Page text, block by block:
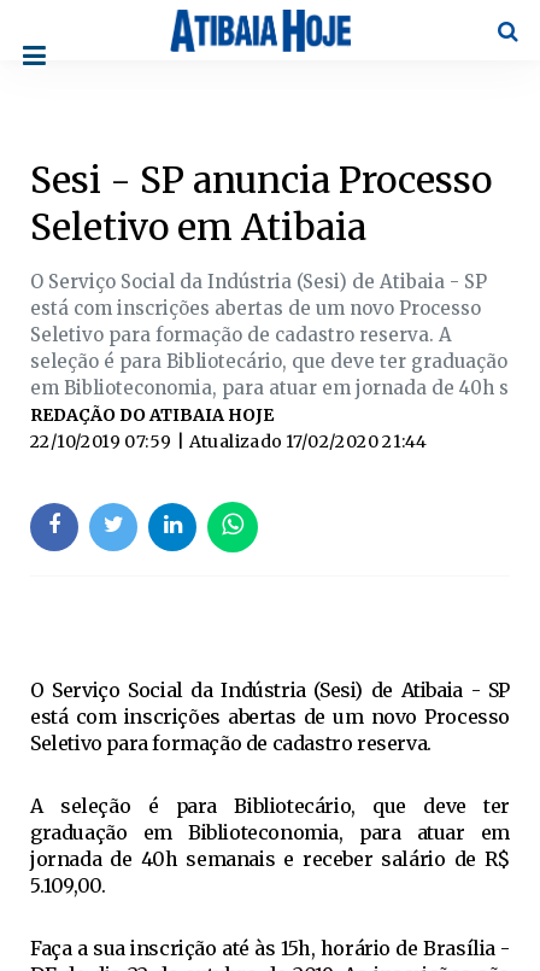
Sesi - SP anuncia Processo
Seletivo em Atibaia
O Serviço Social da Indústria (Sesi) de Atibaia - SP
está com inscrições abertas de um novo Processo
Seletivo para formação de cadastro reserva. A
seleção é para Bibliotecário, que deve ter graduação
em Biblioteconomia, para atuar em jornada de 40h s
REDAÇÃO DO ATIBAIA HOJE
22/10/2019 07:59
| Atualizado 17/02/2020 21:44
O Serviço Social da Indústria (Sesi) de Atibaia - SP
está com inscrições abertas de um novo Processo
Seletivo para formação de cadastro reserva.
A seleção é para Bibliotecário, que deve ter
graduação em Biblioteconomia, para atuar em
jornada de 40h semanais e receber salário de R$
5.109,00.
Faça a sua inscrição até às 15h, horário de Brasília -